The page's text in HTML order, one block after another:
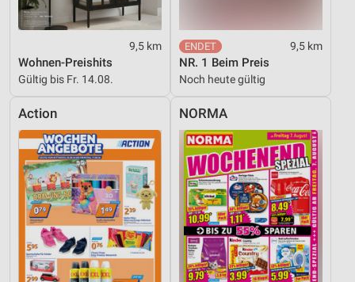
9,5 km
Wohnen-Preishits
Gültig bis Fr. 14.08.
9,5 km
NR. 1 Beim Preis
Noch heute gültig
Action NORMA